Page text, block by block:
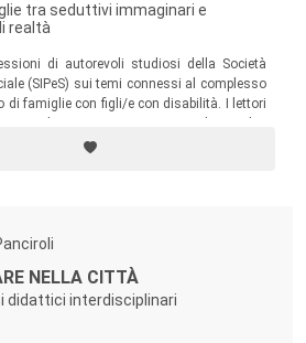
tra seduttivi immaginari e
realtà
di autorevoli studiosi della Società
(SIPeS) sui temi connessi al complesso
di famiglie con figli/e con disabilità. I lettori
e pratiche volte alla costruzione di reti di
disabilità e per le loro famiglie.
NELLA CITTÀ
didattici interdisciplinari